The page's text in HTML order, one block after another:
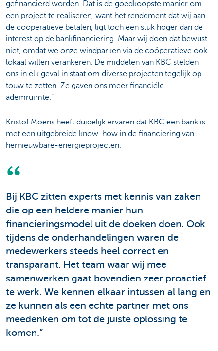
gefinancierd worden. Dat is de goedkoopste manier om
een project te realiseren, want het rendement dat wij aan
de coöperatieve betalen, ligt toch een stuk hoger dan de
interest op de bankfinanciering. Maar wij doen dat bewust
niet, omdat we onze windparken via de coöperatieve ook
lokaal willen verankeren. De middelen van KBC stelden
ons in elk geval in staat om diverse projecten tegelijk op
touw te zetten. Ze gaven ons meer financiële
ademruimte.”
Kristof Moens heeft duidelijk ervaren dat KBC een bank is
met een uitgebreide know-how in de financiering van
hernieuwbare-energieprojecten.
Bij KBC zitten experts met kennis van zaken
die op een heldere manier hun
financieringsmodel uit de doeken doen. Ook
tijdens de onderhandelingen waren de
medewerkers steeds heel correct en
transparant. Het team waar wij mee
samenwerken gaat bovendien zeer proactief
te werk. We kennen elkaar intussen al lang en
ze kunnen als een echte partner met ons
meedenken om tot de juiste oplossing te
komen.”